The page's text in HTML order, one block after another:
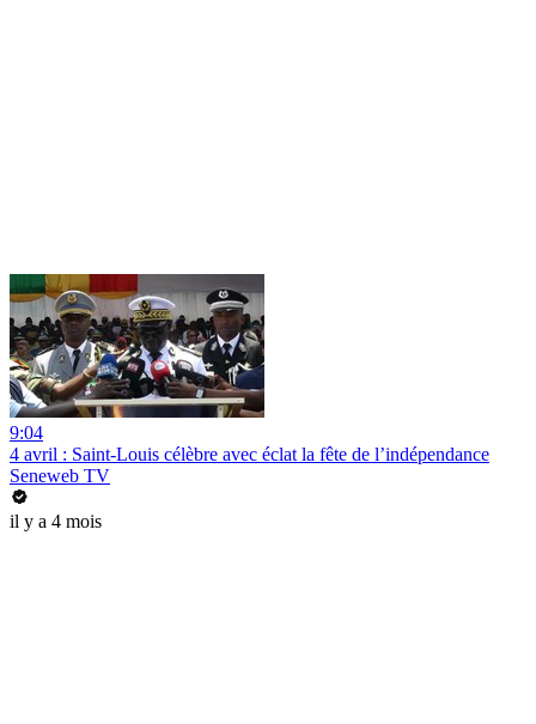
9:04
4 avril : Saint-Louis célèbre avec éclat la fête de l’indépendance
Seneweb TV
il y a 4 mois